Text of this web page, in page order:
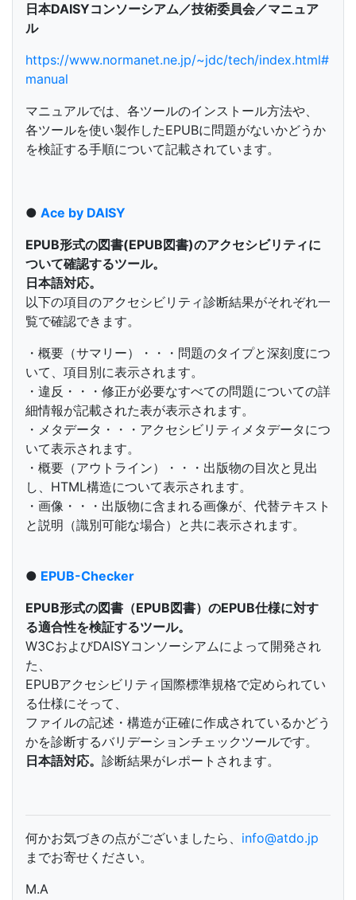
日本DAISYコンソーシアム／技術委員会／マニュア
ル
https://www.normanet.ne.jp/~jdc/tech/index.html#
manual
マニュアルでは、各ツールのインストール方法や、
各ツールを使い製作したEPUBに問題がないかどうか
を検証する手順について記載されています。
● Ace by DAISY
EPUB形式の図書(EPUB図書)のアクセシビリティに
ついて確認するツール。
日本語対応。
以下の項目のアクセシビリティ診断結果がそれぞれ一
覧で確認できます。
・概要（サマリー）・・・問題のタイプと深刻度につ
いて、項目別に表示されます。
・違反・・・修正が必要なすべての問題についての詳
細情報が記載された表が表示されます。
・メタデータ・・・アクセシビリティメタデータにつ
いて表示されます。
・概要（アウトライン）・・・出版物の目次と見出
し、HTML構造について表示されます。
・画像・・・出版物に含まれる画像が、代替テキスト
と説明（識別可能な場合）と共に表示されます。
● EPUB-Checker
EPUB形式の図書（EPUB図書）のEPUB仕様に対す
る適合性を検証するツール。
W3CおよびDAISYコンソーシアムによって開発され
た、
EPUBアクセシビリティ国際標準規格で定められてい
る仕様にそって、
ファイルの記述・構造が正確に作成されているかどう
かを診断するバリデーションチェックツールです。
日本語対応。 診断結果がレポートされます。
何かお気づきの点がございましたら、 info@atdo.jp
までお寄せください。
M.A